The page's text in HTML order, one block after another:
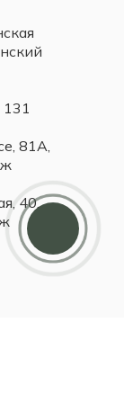
81А,
40,